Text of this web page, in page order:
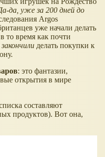
да, уже за 200 дней до
Argos
уже начали делать
то время как почти
закончили делать покупки к
: это фантазии,
открытия в мире
составляют
продуктов). Вот она,